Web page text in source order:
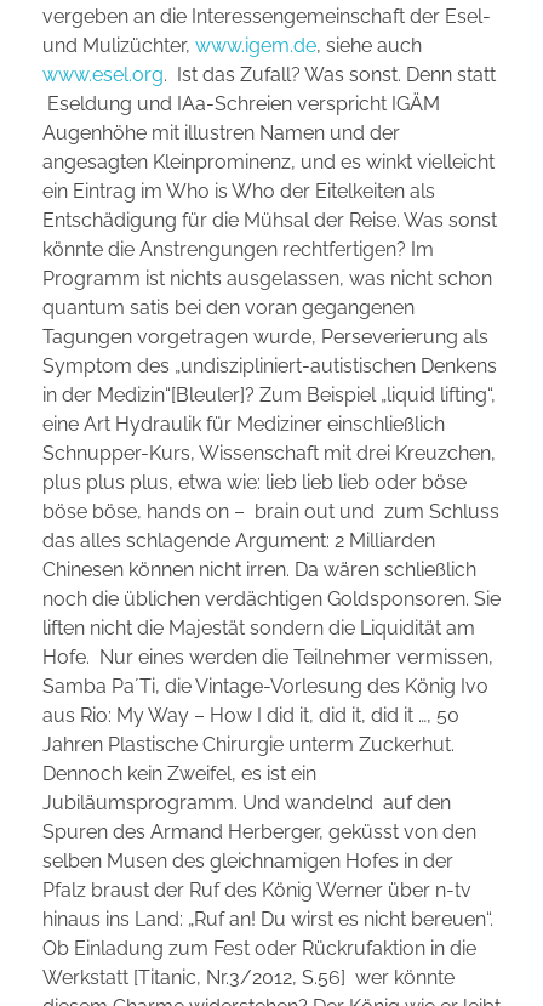
vergeben an die Interessengemeinschaft der Esel-
und Mulizüchter, www.igem.de, siehe auch
www.esel.org. Ist das Zufall? Was sonst. Denn statt
Eseldung und IAa-Schreien verspricht IGÄM
Augenhöhe mit illustren Namen und der
angesagten Kleinprominenz, und es winkt vielleicht
ein Eintrag im Who is Who der Eitelkeiten als
Entschädigung für die Mühsal der Reise. Was sonst
könnte die Anstrengungen rechtfertigen? Im
Programm ist nichts ausgelassen, was nicht schon
quantum satis bei den voran gegangenen
Tagungen vorgetragen wurde, Perseverierung als
Symptom des „undiszipliniert-autistischen Denkens
in der Medizin“[Bleuler]? Zum Beispiel „liquid lifting“,
eine Art Hydraulik für Mediziner einschließlich
Schnupper-Kurs, Wissenschaft mit drei Kreuzchen,
plus plus plus, etwa wie: lieb lieb lieb oder böse
böse böse, hands on – brain out und zum Schluss
das alles schlagende Argument: 2 Milliarden
Chinesen können nicht irren. Da wären schließlich
noch die üblichen verdächtigen Goldsponsoren. Sie
liften nicht die Majestät sondern die Liquidität am
Hofe. Nur eines werden die Teilnehmer vermissen,
Samba Pa´Ti, die Vintage-Vorlesung des König Ivo
aus Rio: My Way – How I did it, did it, did it …, 50
Jahren Plastische Chirurgie unterm Zuckerhut.
Dennoch kein Zweifel, es ist ein
Jubiläumsprogramm. Und wandelnd auf den
Spuren des Armand Herberger, geküsst von den
selben Musen des gleichnamigen Hofes in der
Pfalz braust der Ruf des König Werner über n-tv
hinaus ins Land: „Ruf an! Du wirst es nicht bereuen“.
Ob Einladung zum Fest oder Rückrufaktion in die
Werkstatt [Titanic, Nr.3/2012, S.56] wer könnte